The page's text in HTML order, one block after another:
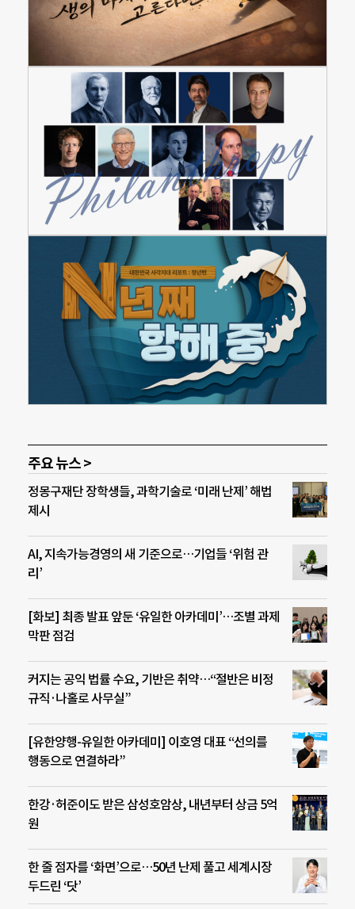
주요 뉴스 >
정몽구재단 장학생들, 과학기술로 ‘미래 난제’ 해법
제시
AI, 지속가능경영의 새 기준으로…기업들 ‘위험 관
리’
[화보] 최종 발표 앞둔 ‘유일한 아카데미’…조별 과제
막판 점검
커지는 공익 법률 수요, 기반은 취약…“절반은 비정
규직·나홀로 사무실”
[유한양행-유일한 아카데미] 이호영 대표 “선의를
행동으로 연결하라”
한강·허준이도 받은 삼성호암상, 내년부터 상금 5억
원
한 줄 점자를 ‘화면’으로…50년 난제 풀고 세계시장
두드린 ‘닷’